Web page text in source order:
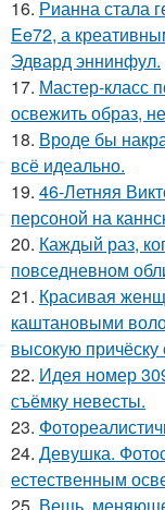
16. Рианна стала
Ee72, а
Эдвард эннинфул.
17. Мастер-класс
освежить образ,
18. Вроде бы
всё идеально.
19. 46-Летняя
персоной на
20. Каждый раз,
повседневном
21. Красивая
каштановыми
высокую
22. Идея номер
съёмку невесты.
23.
24. Девушка.
естественным